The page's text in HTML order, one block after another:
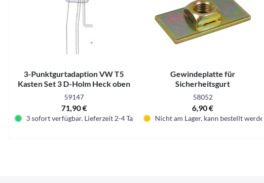
3-Punktgurtadaption VW T5
Kasten Set 3 D-Holm Heck oben
59147
71,90 €
3 sofort verfügbar. Lieferzeit 2-4 Tage.
Gewindeplatte für
Sicherheitsgurt
58052
6,90 €
Nicht am Lager, kann bestellt werden